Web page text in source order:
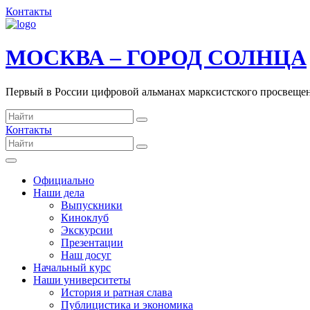
Контакты
МОСКВА – ГОРОД СОЛНЦА
Первый в России цифровой альманах марксистского
Контакты
Официально
Наши дела
Выпускники
Киноклуб
Экскурсии
Презентации
Наш досуг
Начальный курс
Наши университеты
История и ратная слава
Публицистика и экономика